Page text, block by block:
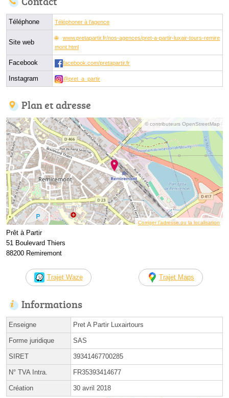
Téléphone Téléphoner à l'agence
Site web
www.pretapartir.fr/nos-agences/pret-a-partir-luxair-tours-remire
mont.html
Facebook facebook.com/pretapartir.fr
Instagram @pret_a_partir
Plan et adresse
© contributeurs OpenStreetMap
Corriger l’adresse ou la localisation
Prêt à Partir
51 Boulevard Thiers
88200 Remiremont
Trajet Waze Trajet Maps
Informations
Enseigne Pret A Partir Luxairtours
Forme juridique SAS
SIRET 39341467700285
N° TVA Intra. FR35393414677
Création 30 avril 2018